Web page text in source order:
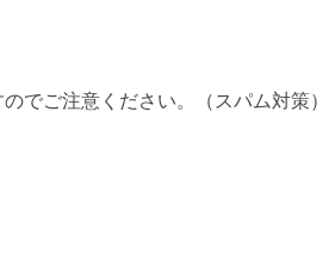
でご注意ください。（スパム対策）